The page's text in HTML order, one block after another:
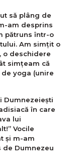
să plâng de
am desprins
pătruns într-o
Am simțit o
o deschidere
simțeam că
yoga (unire
Dumnezeiești
în care
lui
Vocile
și m-am
de Dumnezeu